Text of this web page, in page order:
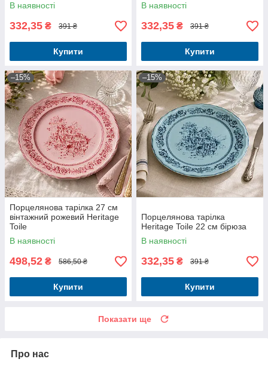
В наявності
332,35 ₴ 391 ₴
Купити
В наявності
332,35 ₴ 391 ₴
Купити
–15%
Порцелянова тарілка 27 см
вінтажний рожевий Heritage
Toile
В наявності
498,52 ₴ 586,50 ₴
Купити
–15%
Порцелянова тарілка
Heritage Toile 22 см бірюза
В наявності
332,35 ₴ 391 ₴
Купити
Показати ще
Про нас